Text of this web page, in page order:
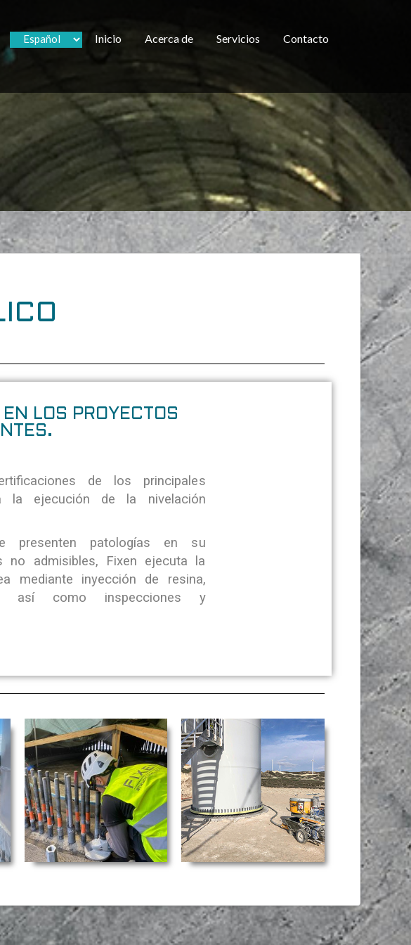
Inicio Acerca de Servicios Contacto
LOS PROYECTOS
de los principales
la ejecución de la nivelación
presenten patologías en su
no admisibles, Fixen ejecuta la
mediante inyección de resina,
así como inspecciones y